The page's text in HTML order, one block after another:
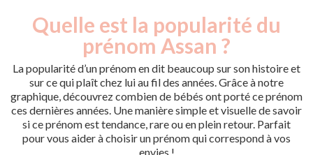
Quelle est la popularité du
prénom Assan ?
La popularité d’un prénom en dit beaucoup sur son histoire et
sur ce qui plaît chez lui au fil des années. Grâce à notre
graphique, découvrez combien de bébés ont porté ce prénom
ces dernières années. Une manière simple et visuelle de savoir
si ce prénom est tendance, rare ou en plein retour. Parfait
pour vous aider à choisir un prénom qui correspond à vos
envies !
Année
Nouveaux-
nés
2018
5
2019
5
2021
5
2022
5
2023
5
2024
5